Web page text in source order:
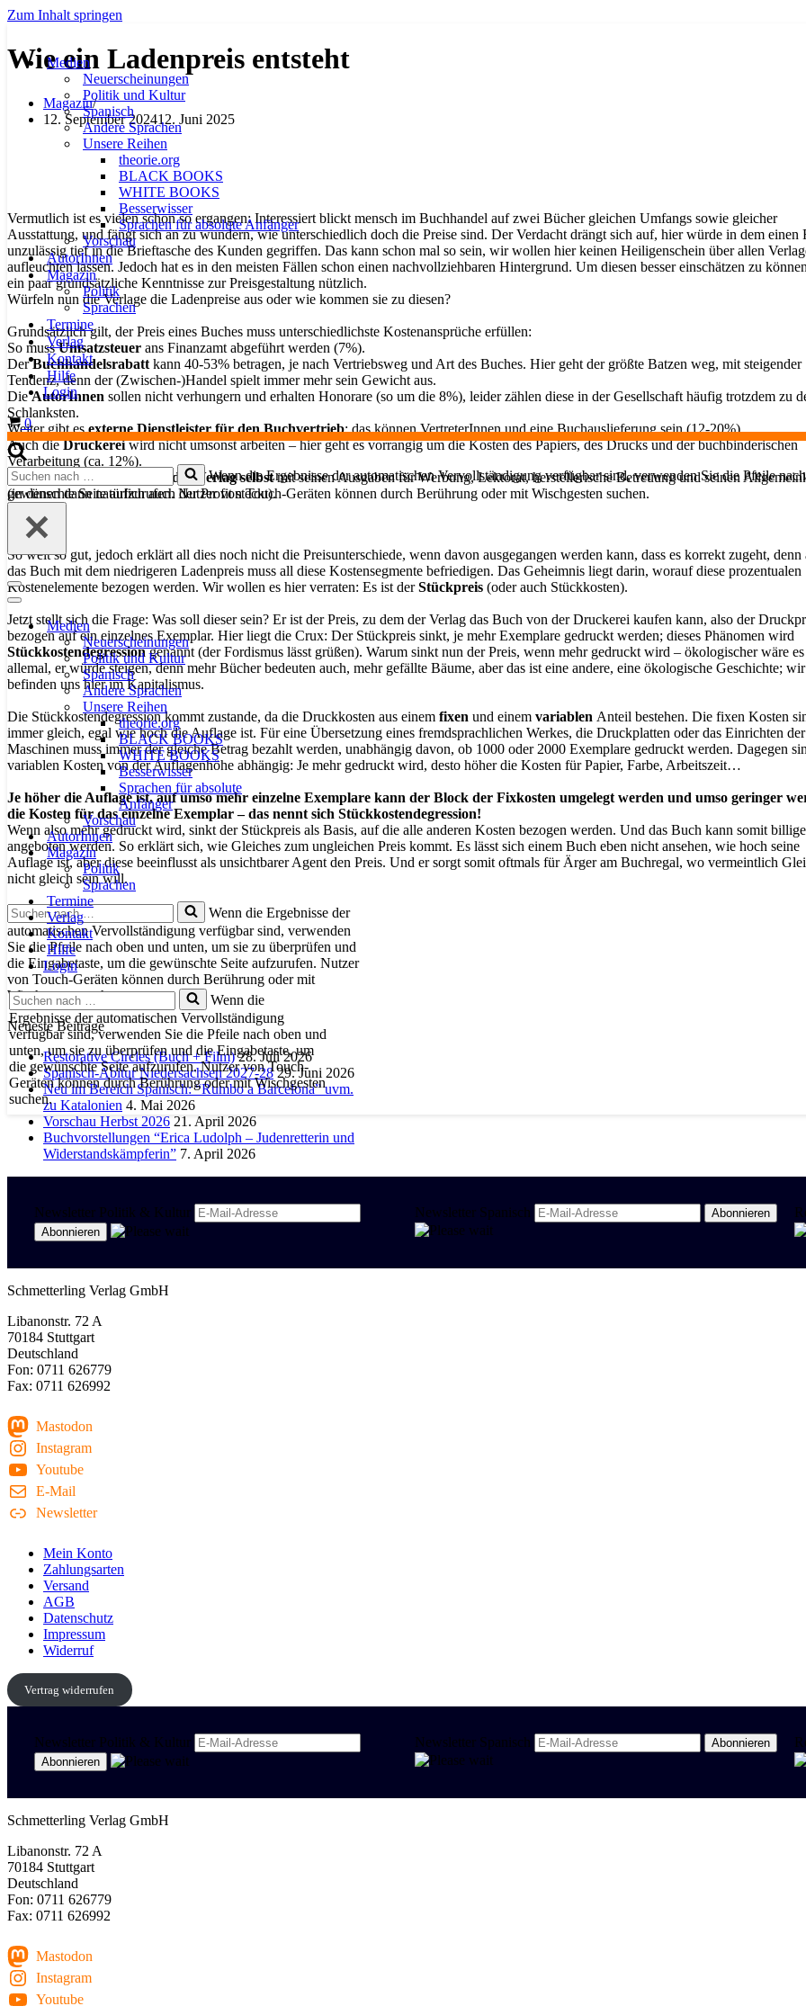
Zum Inhalt springen
Medien
Neuerscheinungen
Politik und Kultur
Spanisch
Andere Sprachen
Unsere Reihen
theorie.org
BLACK BOOKS
WHITE BOOKS
Besserwisser
Sprachen für absolute Anfänger
Vorschau
AutorInnen
Magazin
Politik
Sprachen
Termine
Verlag
Kontakt
Hilfe
Login
Warenkorb
0
Suchen
nach …
Wenn die Ergebnisse der automatischen Vervollständigung verfügbar sind, verwenden Sie die Pfeile
gewünschte Seite aufzurufen. Nutzer von Touch-Geräten können durch Berührung oder mit Wischgesten suchen.
Navigationsmenü
Navigationsmenü
Medien
Neuerscheinungen
Politik und Kultur
Spanisch
Andere Sprachen
Unsere Reihen
theorie.org
BLACK BOOKS
WHITE BOOKS
Besserwisser
Sprachen für absolute
Anfänger
Vorschau
AutorInnen
Magazin
Politik
Sprachen
Termine
Verlag
Kontakt
Hilfe
Login
Suchen
nach …
Wenn die
Ergebnisse der automatischen Vervollständigung
verfügbar sind, verwenden Sie die Pfeile nach oben und
unten, um sie zu überprüfen und die Eingabetaste, um
die gewünschte Seite aufzurufen. Nutzer von Touch-
Geräten können durch Berührung oder mit Wischgesten
suchen.
Wie ein Ladenpreis entsteht
Magazin
12. September 202412. Juni 2025
Vermutlich ist es vielen schon so ergangen: Interessiert blickt mensch im Buchhandel auf zwei Bücher gleichen Umfangs sowie gleicher
Ausstattung, und fängt sich an zu wundern, wie unterschiedlich doch die Preise sind. Der Verdacht drängt sich auf, hier würde in dem einen
unzulässig tief in die Brieftasche des Kunden gegriffen. Das kann schon mal so sein, wir wollen hier keinen Heiligenschein über allen
aufleuchten lassen. Jedoch hat es in den meisten Fällen schon einen nachvollziehbaren Hintergrund. Um diesen besser einschätzen zu
ein paar grundsätzliche Kenntnisse zur Preisgestaltung nützlich.
Würfeln nun die Verlage die Ladenpreise aus oder wie kommen sie zu diesen?
Grundsätzlich gilt, der Preis eines Buches muss unterschiedlichste Kostenansprüche erfüllen:
So mussUmsatzsteuer ans Finanzamt abgeführt werden (7%).
DerBuchhandelsrabatt kann 40-53% betragen, je nach Vertriebsweg und Art des Buches. Hier geht der größte Batzen weg, mit steigender
Tendenz, denn der (Zwischen-)Handel spielt immer mehr sein Gewicht aus.
DieAutorInnen sollen nicht verhungern und erhalten Honorare (so um die 8%), leider zählen diese in der Gesellschaft häufig trotzdem zu
Schlanksten.
Weiter gibt esexterne Dienstleister für den Buchvertrieb; das können VertreterInnen und eine Buchauslieferung sein (12-20%).
Auch dieDruckereiwird nicht umsonst arbeiten – hier geht es vorrangig um die Kosten des Papiers, des Drucks und der buchbinderischen
Verarbeitung (ca. 12%).
Last but not least ist da noch
der Verlag selbstmit seinen Ausgaben für Werbung, Lektorat, herstellerische Betreuung und seinen
(in denen dann natürlich auch der Profit steckt).
So weit so gut, jedoch erklärt all dies noch nicht die Preisunterschiede, wenn davon ausgegangen werden kann, dass es korrekt zugeht, denn
das Buch mit dem niedrigeren Ladenpreis muss all diese Kostensegmente befriedigen. Das Geheimnis liegt darin, worauf diese prozentualen
Kostenelemente bezogen werden. Wir wollen es hier verraten: Es ist derStückpreis (oder auch Stückkosten).
Jetzt stellt sich die Frage: Was soll dieser sein? Er ist der Preis, zu dem der Verlag das Buch von der Druckerei kaufen kann, also der
bezogen auf ein einzelnes Exemplar. Hier liegt die Crux: Der Stückpreis sinkt, je mehr Exemplare gedruckt werden; dieses Phänomen wird
Stückkostendegressiongenannt (der Fordismus lässt grüßen). Warum sinkt nun der Preis, wenn mehr gedruckt wird – ökologischer wäre es
allemal, er würde steigen, denn mehr Bücher bedeuten auch, mehr gefällte Bäume, aber das ist eine andere, eine ökologische Geschichte; wir
befinden uns hier im Kapitalismus.
Die Stückkostendegression kommt zustande, da die Druckkosten aus einem fixen und einem variablen Anteil bestehen. Die fixen Kosten
immer gleich, egal wie hoch die Auflage ist. Für eine Übersetzung eines fremdsprachlichen Werkes, die Druckplatten oder das Einrichten der
Maschinen muss immer der gleiche Betrag bezahlt werden, unabhängig davon, ob 1000 oder 2000 Exemplare gedruckt werden. Dagegen
variablen Kosten von der Auflagenhöhe abhängig: Je mehr gedruckt wird, desto höher die Kosten für Papier, Farbe, Arbeitszeit…
Je höher die Auflage ist, auf umso mehr einzelne Exemplare kann der Block der Fixkosten umgelegt werden und umso geringer
die Kosten für das einzelne Exemplar – das nennt sich Stückkostendegression!
Wenn also mehr gedruckt wird, sinkt der Stückpreis als Basis, auf die alle anderen Kosten bezogen werden. Und das Buch kann somit
angeboten werden. So erklärt sich, wie Gleiches zum ungleichen Preis kommt. Es lässt sich einem Buch eben nicht ansehen, wie hoch seine
Auflage ist, aber diese beeinflusst als unsichtbarer Agent den Preis. Und er sorgt somit oftmals für Ärger am Buchregal, wo vermeintlich
nicht gleich sein will.
Suchen
nach …
Wenn die Ergebnisse der
automatischen Vervollständigung verfügbar sind, verwenden
Sie die Pfeile nach oben und unten, um sie zu überprüfen und
die Eingabetaste, um die gewünschte Seite aufzurufen. Nutzer
von Touch-Geräten können durch Berührung oder mit
Wischgesten suchen.
Neueste Beiträge
Restorative Circles (Buch + Film) 28. Juli 2026
Spanisch-Abitur Niedersachsen 2027-28 29. Juni 2026
Neu im Bereich Spanisch: “Rumbo a Barcelona” uvm.
zu Katalonien 4. Mai 2026
Vorschau Herbst 2026 21. April 2026
Buchvorstellungen “Erica Ludolph – Judenretterin und
Widerstandskämpferin” 7. April 2026
Newsletter Politik & Kultur Newsletter Spanisch
Schmetterling Verlag GmbH
Libanonstr. 72 A
70184 Stuttgart
Deutschland
Fon: 0711 626779
Fax: 0711 626992
Mastodon
Instagram
Youtube
E-Mail
Newsletter
Mein Konto
Zahlungsarten
Versand
AGB
Datenschutz
Impressum
Widerruf
Vertrag widerrufen
Newsletter Politik & Kultur Newsletter Spanisch
Schmetterling Verlag GmbH
Libanonstr. 72 A
70184 Stuttgart
Deutschland
Fon: 0711 626779
Fax: 0711 626992
Mastodon
Instagram
Youtube